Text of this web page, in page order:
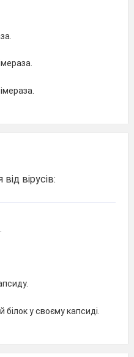
вірусів:
у своєму капсиді.